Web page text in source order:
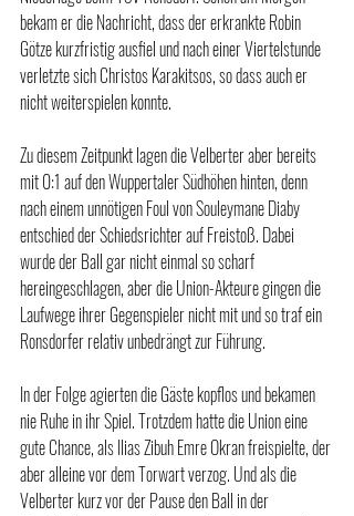
bekam er die Nachricht, dass der erkrankte Robin
Götze kurzfristig ausfiel und nach einer Viertelstunde
verletzte sich Christos Karakitsos, so dass auch er
nicht weiterspielen konnte.
Zu diesem Zeitpunkt lagen die Velberter aber bereits
mit 0:1 auf den Wuppertaler Südhöhen hinten, denn
nach einem unnötigen Foul von Souleymane Diaby
entschied der Schiedsrichter auf Freistoß. Dabei
wurde der Ball gar nicht einmal so scharf
hereingeschlagen, aber die Union-Akteure gingen die
Laufwege ihrer Gegenspieler nicht mit und so traf ein
Ronsdorfer relativ unbedrängt zur Führung.
In der Folge agierten die Gäste kopflos und bekamen
nie Ruhe in ihr Spiel. Trotzdem hatte die Union eine
gute Chance, als Ilias Zibuh Emre Okran freispielte, der
aber alleine vor dem Torwart verzog. Und als die
Velberter kurz vor der Pause den Ball in der